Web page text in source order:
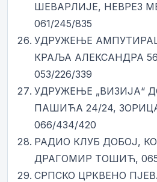
ШЕВАРЛИЈЕ, НЕВРЕЗ
061/245/835
УДРУЖЕЊЕ
КРАЉА АЛЕКСАНДРА
053/226/339
УДРУЖЕЊЕ „ВИЗИЈА“
ПАШИЋА 24/24,
066/434/420
РАДИО КЛУБ ДОБОЈ,
ДРАГОМИР ТОШИЋ, 065/
СРПСКО ЦРКВЕНО